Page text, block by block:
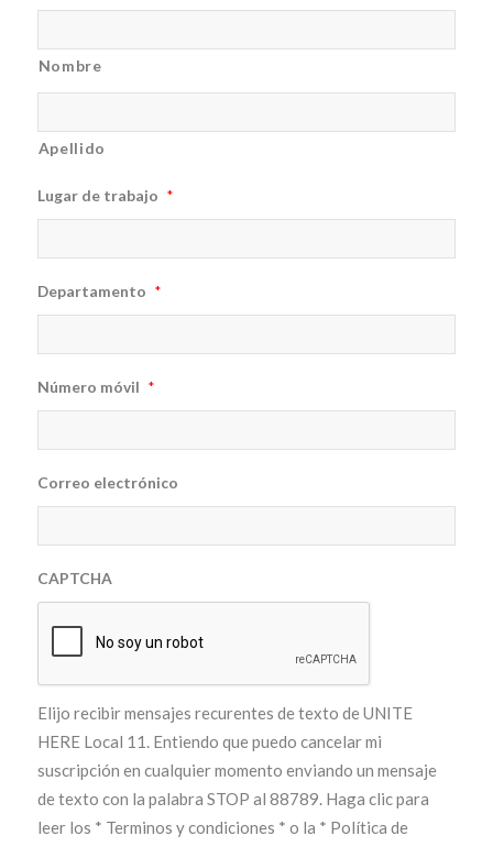
Nombre
Apellido
Lugar de trabajo *
Departamento *
Número móvil *
Correo electrónico
CAPTCHA
Elijo recibir mensajes recurentes de texto de UNITE
HERE Local 11. Entiendo que puedo cancelar mi
suscripción en cualquier momento enviando un mensaje
de texto con la palabra STOP al 88789. Haga clic para
leer los * Terminos y condiciones * o la * Política de